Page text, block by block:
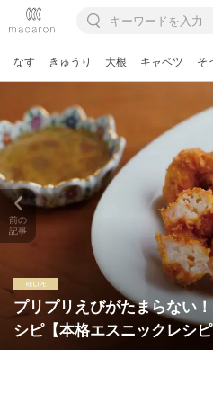
なす きゅうり 大根 キャベツ そ
プリプリえびがたまらない
シピ【本格エスニックレシ
前の
記事